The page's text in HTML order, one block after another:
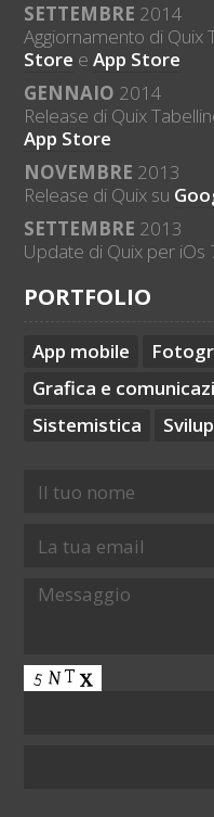
SETTEMBRE 2014
Aggiornamento di Quix
Store e App Store
GENNAIO 2014
Release di Quix
App Store
NOVEMBRE 2013
Release di Quix su
SETTEMBRE 2013
Update di Quix per iOs
PORTFOLIO
App mobile
Grafica e
Sistemistica